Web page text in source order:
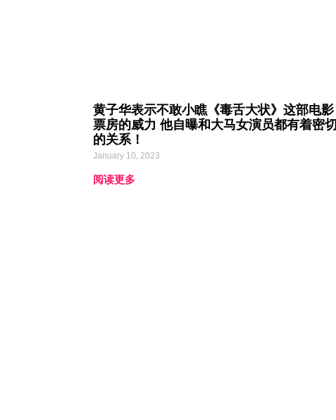
黄子华表示不敢小瞧《毒舌大状》这部电影
票房的威力 他自曝和大马女演员都有着密切
的关系！
January 10, 2023
阅读更多